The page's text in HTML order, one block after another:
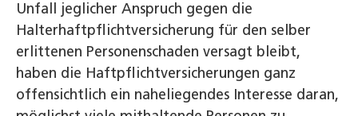
Unfall jeglicher Anspruch gegen die
Halterhaftpflichtversicherung für den selber
erlittenen Personenschaden versagt bleibt,
haben die Haftpflichtversicherungen ganz
offensichtlich ein naheliegendes Interesse daran,